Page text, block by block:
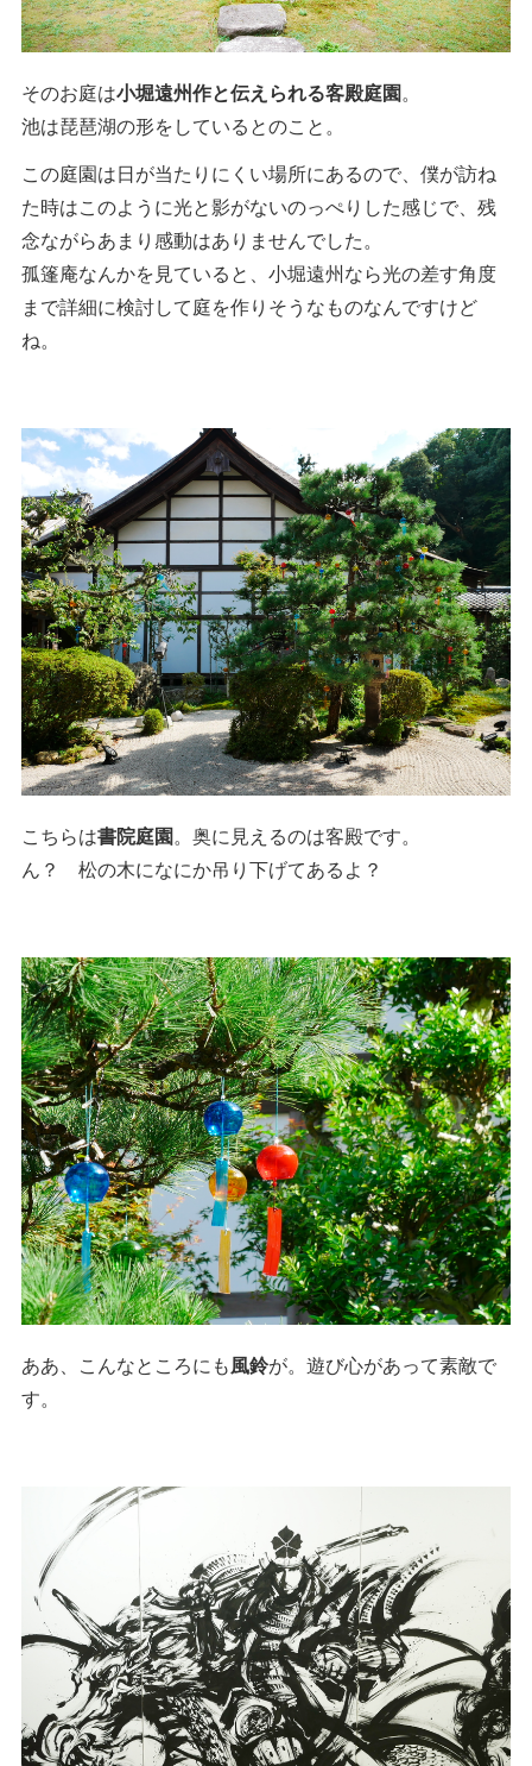
そのお庭は小堀遠州作と伝えられる客殿庭園。
池は琵琶湖の形をしているとのこと。
この庭園は日が当たりにくい場所にあるので、僕が訪ね
た時はこのように光と影がないのっぺりした感じで、残
念ながらあまり感動はありませんでした。
孤篷庵なんかを見ていると、小堀遠州なら光の差す角度
まで詳細に検討して庭を作りそうなものなんですけど
ね。
こちらは書院庭園。奥に見えるのは客殿です。
ん？ 松の木になにか吊り下げてあるよ？
ああ、こんなところにも風鈴が。遊び心があって素敵で
す。